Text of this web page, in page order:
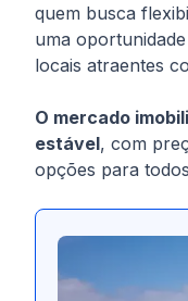
quem busca
uma
locais atraentes
O mercado
estável, com
opções para